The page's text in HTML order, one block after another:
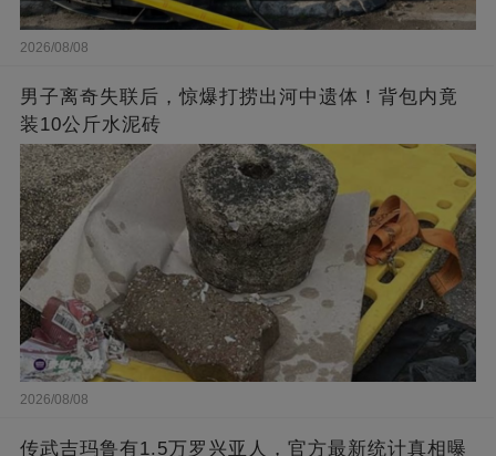
2026/08/08
男子离奇失联后，惊爆打捞出河中遗体！背包内竟
装10公斤水泥砖
2026/08/08
传武吉玛鲁有1.5万罗兴亚人，官方最新统计真相曝